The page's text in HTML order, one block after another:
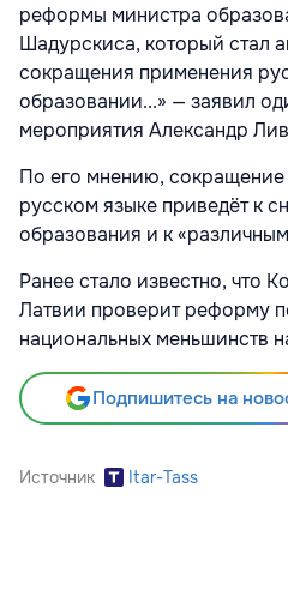
реформы министра
Шадурскиса, который стал
сокращения применения
образовании...» — заявил
мероприятия Александр
По его мнению,
русском языке приведёт к
образования и к
Ранее стало известно, что
Латвии проверит реформу
национальных меньшинств
Подпишитесь на
Источник Itar-Tass